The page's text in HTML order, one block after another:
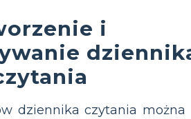
i
dziennika czytania można